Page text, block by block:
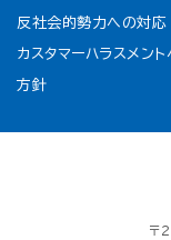
反社会的勢力への対応
カスタマーハラスメン
方針
〒